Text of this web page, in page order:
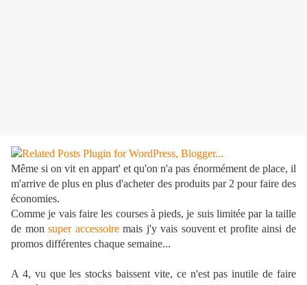
Même si on vit en appart' et qu'on n'a pas énormément de place, il
m'arrive de plus en plus d'acheter des produits par 2 pour faire des
économies.
Comme je vais faire les courses à pieds, je suis limitée par la taille
de monsuper accessoiremais j'y vais souvent et profite ainsi de
promos différentes chaque semaine...
A 4, vu que les stocks baissent vite, ce n'est pas inutile de faire